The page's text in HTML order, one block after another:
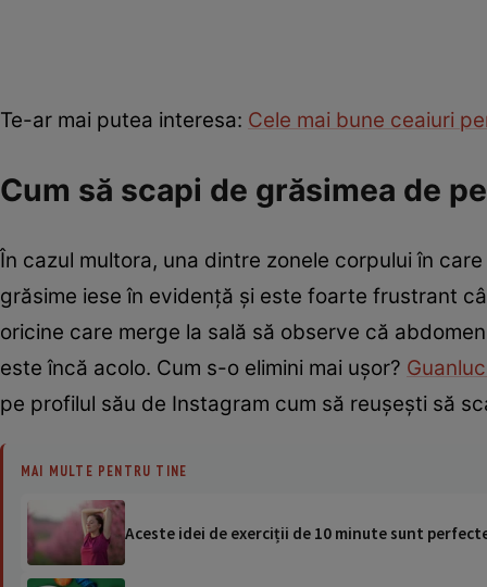
Te-ar mai putea interesa: Cele mai bune ceaiuri
Cum să scapi de grăsimea de
În cazul multora, una dintre zonele corpului în
grăsime iese în evidenţă și este foarte frustrant
oricine care merge la sală să observe că
este încă acolo. Cum s-o elimini mai uşor?
pe profilul său de Instagram cum să reuşeşti să
MAI MULTE PENTRU TINE
Aceste idei de exerciții de 10 minute sunt